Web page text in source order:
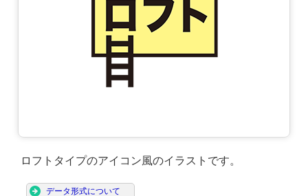
ロフトタイプのアイコン風のイラストです。
データ形式について